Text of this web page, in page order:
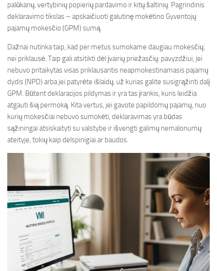
palūkanų, vertybinių popierių pardavimo ir kitų šaltinių. Pagrindinis
deklaravimo tikslas – apskaičiuoti galutinę mokėtino Gyventojų
pajamų mokesčio (GPM) sumą.
Dažnai nutinka taip, kad per metus sumokame daugiau mokesčių,
nei priklausė. Taip gali atsitikti dėl įvairių priežasčių: pavyzdžiui, jei
nebuvo pritaikytas visas priklausantis neapmokestinamasis pajamų
dydis (NPD) arba jei patyrėte išlaidų, už kurias galite susigrąžinti dalį
GPM. Būtent deklaracijos pildymas ir yra tas įrankis, kuris leidžia
atgauti šią permoką. Kita vertus, jei gavote papildomų pajamų, nuo
kurių mokesčiai nebuvo sumokėti, deklaravimas yra būdas
sąžiningai atsiskaityti su valstybe ir išvengti galimų nemalonumų
ateityje, tokių kaip delspinigiai ar baudos.